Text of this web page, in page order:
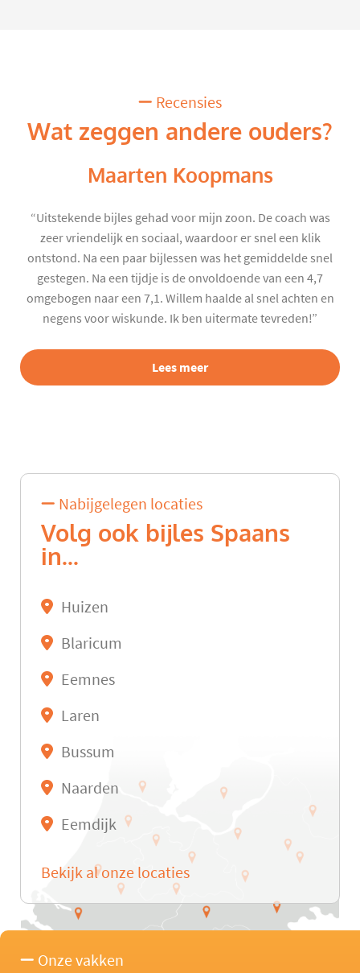
Recensies
Wat zeggen andere ouders?
Maarten Koopmans
“Uitstekende bijles gehad voor mijn zoon. De coach was
zeer vriendelijk en sociaal, waardoor er snel een klik
ontstond. Na een paar bijlessen was het gemiddelde snel
gestegen. Na een tijdje is de onvoldoende van een 4,7
omgebogen naar een 7,1. Willem haalde al snel achten en
negens voor wiskunde. Ik ben uitermate tevreden!”
Lees meer
Nabijgelegen locaties
Volg ook bijles Spaans
in...
Huizen
Blaricum
Eemnes
Laren
Bussum
Naarden
Eemdijk
Bekijk al onze locaties
Onze vakken